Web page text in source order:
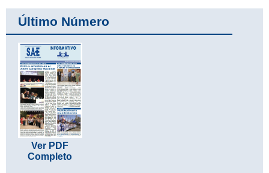
Rechazar
Configurar
Último Número
Ver PDF
Completo